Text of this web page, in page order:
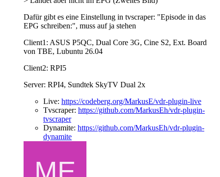
Dafür gibt es eine Einstellung in tvscraper: "Episode in das
EPG schreiben:", muss auf ja stehen
Client1: ASUS P5QC, Dual Core 3G, Cine S2, Ext. Board
von TBE, Lubuntu 26.04
Client2: RPI5
Server: RPI4, Sundtek SkyTV Dual 2x
Live: https://codeberg.org/MarkusE/vdr-plugin-live
Tvscraper: https://github.com/MarkusEh/vdr-plugin-
tvscraper
Dynamite: https://github.com/MarkusEh/vdr-plugin-
dynamite